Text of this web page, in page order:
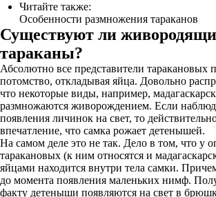
Читайте также:
Особенности размножения тараканов
Существуют ли
тараканы?
Абсолютно все представители таракановых
потомство, откладывая яйца. Довольно
что некоторые виды, например,
размножаются живорождением. Если
появления личинок на свет, то
впечатление, что самка рожает детенышей.
На самом деле это не так. Дело в том, что у
таракановых (к ним относятся и
яйцами находится внутри тела самки.
до момента появления маленьких нимф.
факту детеныши появляются на свет в